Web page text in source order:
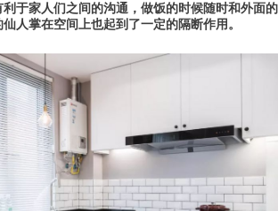
于家人们之间的沟通，做饭的时候随时和外面的
人掌在空间上也起到了一定的隔断作用。